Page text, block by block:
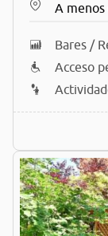
A
Bares /
Acceso